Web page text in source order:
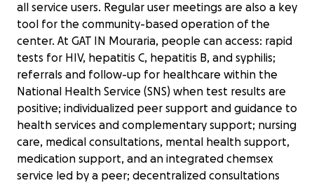
all service users. Regular user meetings are also a key
tool for the community-based operation of the
center. At GAT IN Mouraria, people can access: rapid
tests for HIV, hepatitis C, hepatitis B, and syphilis;
referrals and follow-up for healthcare within the
National Health Service (SNS) when test results are
positive; individualized peer support and guidance to
health services and complementary support; nursing
care, medical consultations, mental health support,
medication support, and an integrated chemsex
service led by a peer; decentralized consultations